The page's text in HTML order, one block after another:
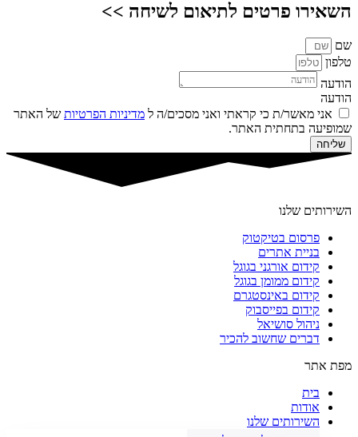
השאירו פרטים לתיאום לשיחה >>
שם
טלפון
הודעה
הודעה
אני מאשר/ת כי קראתי ואני מסכים/ה ל מדיניות הפרטיות של האתר
שמופיעה בתחתית האתר.
שליחה
השירותים שלנו
פרסום בטיקטוק
בניית אתרים
קידום אורגני בגוגל
קידום ממומן בגוגל
קידום באינסטגרם
קידום בפייסבוק
ניהול סושיאל
דברים שחשוב להכיר
מפת אתר
בית
אודות
השירותים שלנו